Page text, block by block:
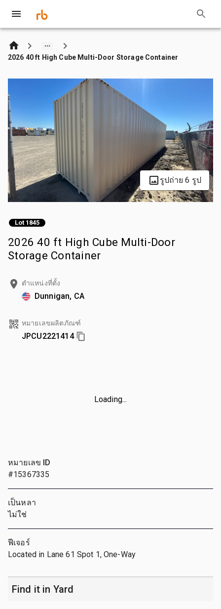
2026 40 ft High Cube Multi-Door Storage Container
รูปถ่าย 6 รูป
Lot 1845
2026 40 ft High Cube Multi-Door
Storage Container
ตำแหน่งที่ตั้ง
Dunnigan, CA
หมายเลขผลิตภัณฑ์
JPCU2221414
Loading...
หมายเลข ID
#15367335
เป็นหลา
ไม่ใช่
ฟีเจอร์
Located in Lane 61 Spot 1, One-Way
Find it in Yard